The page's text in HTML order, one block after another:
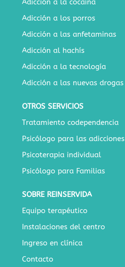
Adicción a la cocaína
Adicción a los porros
Adicción a las anfetaminas
Adicción al hachís
Adicción a la tecnología
Adicción a las nuevas drogas
OTROS SERVICIOS
Tratamiento codependencia
Psicólogo para las adicciones
Psicoterapia individual
Psicólogo para Familias
SOBRE REINSERVIDA
Equipo terapéutico
Instalaciones del centro
Ingreso en clínica
Contacto